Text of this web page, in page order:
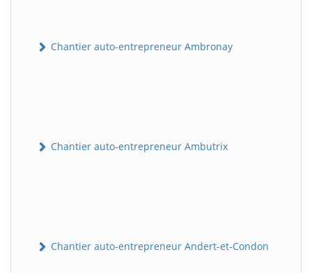
Chantier auto-entrepreneur Ambronay
Chantier auto-entrepreneur Ambutrix
Chantier auto-entrepreneur Andert-et-Condon